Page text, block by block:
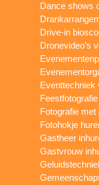
Dance shows
Drive-in
Dronevideo’s
Eventtechniek
Fotografie met
Fotohokje
Gastheer
Gastvrouw